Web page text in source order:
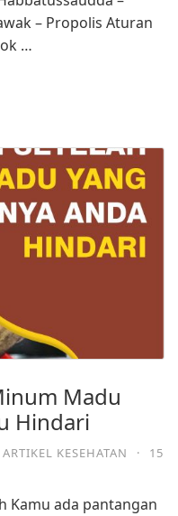
– Propolis Aturan
…
Madu
Hindari
ARTIKEL KESEHATAN ·
15
Kamu ada pantangan